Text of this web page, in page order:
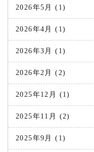
2026年5月 (1)
2026年4月 (1)
2026年3月 (1)
2026年2月 (2)
2025年12月 (1)
2025年11月 (2)
2025年9月 (1)